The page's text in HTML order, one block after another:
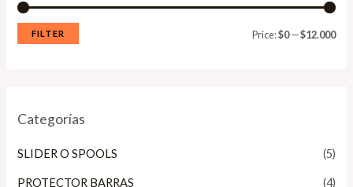
FILTER Price:$0—$12.000
Categorías
SLIDER O SPOOLS (5)
PROTECTOR BARRAS (4)